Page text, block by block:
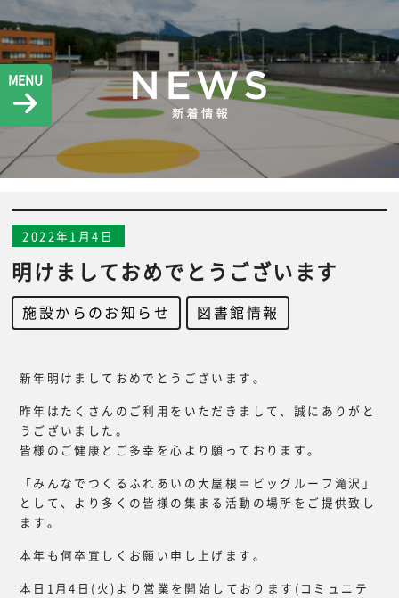
MENU
2022年1月4日
明けましておめでとうございます
施設からのお知らせ 図書館情報
新年明けましておめでとうございます。
昨年はたくさんのご利用をいただきまして、誠にありがと
うございました。
皆様のご健康とご多幸を心より願っております。
「みんなでつくるふれあいの大屋根＝ビッグルーフ滝沢」
として、より多くの皆様の集まる活動の場所をご提供致し
ます。
本年も何卒宜しくお願い申し上げます。
本日1月4日(火)より営業を開始しております(コミュニテ